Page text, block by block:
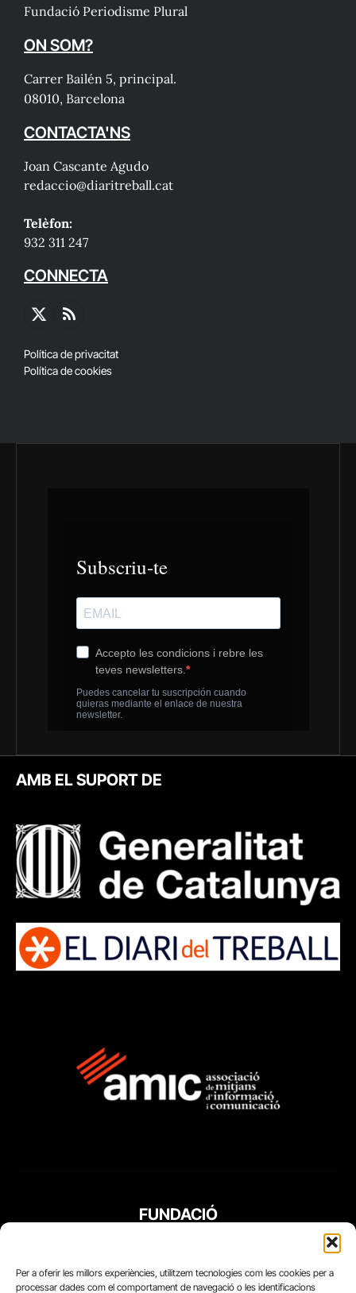
Per a oferir les millors experiències, utilitzem tecnologies com les cookies per a
processar dades com el comportament de navegació o les identificacions
Fundació Periodisme Plural
ON SOM?
Carrer Bailén 5, principal.
08010, Barcelona
CONTACTA'NS
Joan Cascante Agudo
redaccio@diaritreball.cat
Telèfon:
932 311 247
CONNECTA
X
RSS
Política de privacitat
Política de cookies
AMB EL SUPORT DE
FUNDACIÓ